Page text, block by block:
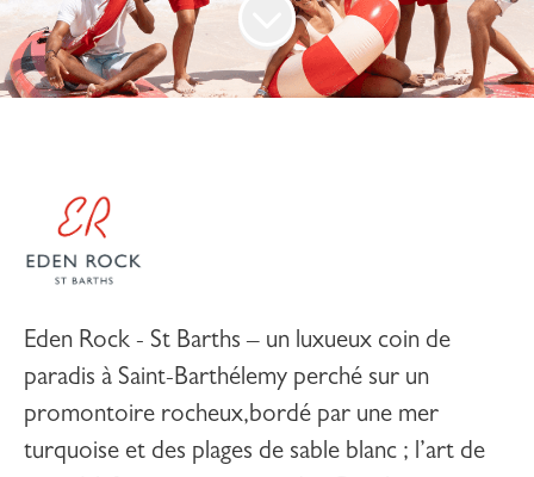
Eden Rock - St Barths – un luxueux coin de
paradis à Saint-Barthélemy perché sur un
promontoire rocheux,bordé par une mer
turquoise et des plages de sable blanc ; l’art de